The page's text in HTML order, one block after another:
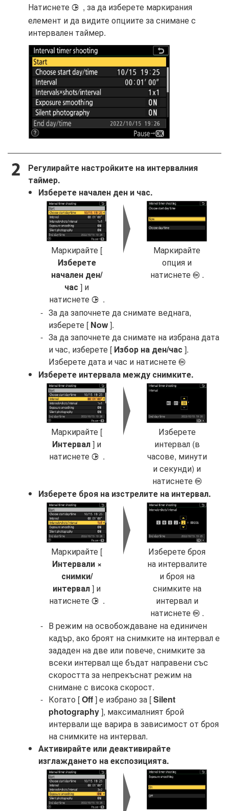
Натиснете 2 , за да изберете маркирания
елемент и да видите опциите за снимане с
интервален таймер.
Регулирайте настройките на интервалния
таймер.
Изберете начален ден и час.
Маркирайте [
Изберете
начален ден/
час] и
натиснете 2 .
Маркирайте
опция и
натиснете J .
За да започнете да снимате веднага,
изберете [ Now].
За да започнете да снимате на избрана дата
и час, изберете [ Избор на ден/час].
Изберете дата и час и натиснете J
Изберете интервала между снимките.
Маркирайте [
Интервал] и
натиснете 2 .
Изберете
интервал (в
часове, минути
и секунди) и
натиснете J
Изберете броя на изстрелите на интервал.
Маркирайте [
Интервали ×
снимки/
интервал] и
натиснете 2 .
Изберете броя
на интервалите
и броя на
снимките на
интервал и
натиснете J .
В режим на освобождаване на единичен
кадър, ако броят на снимките на интервал е
зададен на две или повече, снимките за
всеки интервал ще бъдат направени със
скоростта за непрекъснат режим на
снимане с висока скорост.
Когато [Off] е избрано за [Silent
photography], максималният брой
интервали ще варира в зависимост от броя
на снимките на интервал.
Активирайте или деактивирайте
изглаждането на експозицията.